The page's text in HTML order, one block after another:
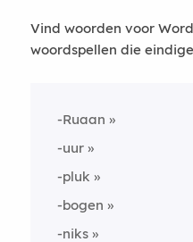
Vind woorden voor
woordspellen die
-Ruaan
-uur
-pluk
-bogen
-niks